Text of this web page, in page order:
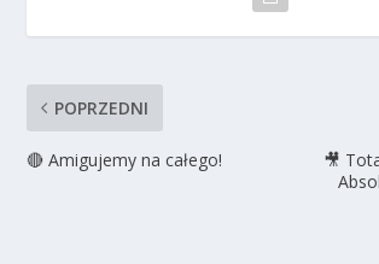
POPRZEDNI
🔴 Amigujemy na całego!
🎥